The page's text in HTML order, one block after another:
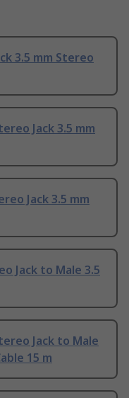
3.5 mm Stereo
Jack 3.5 mm
Jack 3.5 mm
Jack to Male 3.5
Jack to Male
15 m